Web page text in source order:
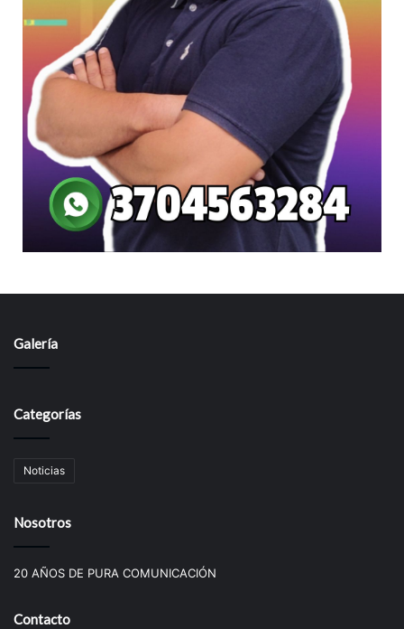
Galería
Categorías
Noticias
Nosotros
20 AÑOS DE PURA COMUNICACIÓN
Contacto